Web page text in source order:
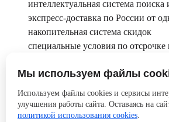
интеллектуальная система поиска
экспресс-доставка по России от
накопительная система скидок
специальные условия по отсрочке
Оставайтесь с нами, размещайте заказ
Мы используем файлы
Используем файлы cookies и сервисы
улучшения работы сайта. Оставаясь на
политикой использования cookies.